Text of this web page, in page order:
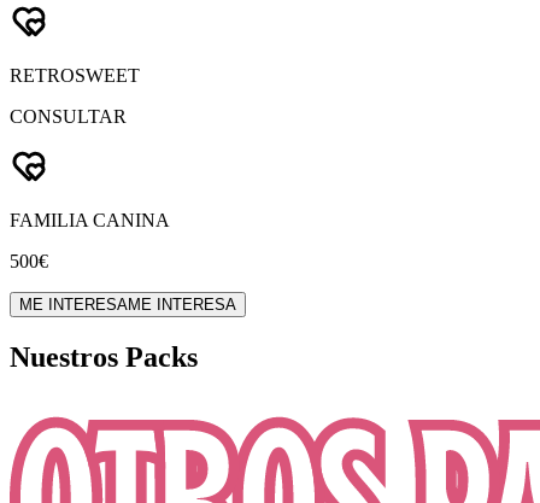
RETROSWEET
CONSULTAR
FAMILIA CANINA
500€
ME INTERESAME INTERESA
Nuestros Packs